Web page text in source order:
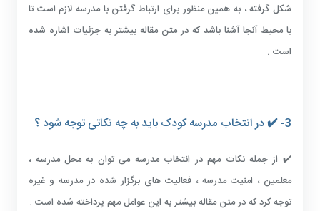
شکل گرفته ، به همین منظور برای ارتباط گرفتن با مدرسه لازم است تا
با محیط آنجا آشنا باشد که در متن مقاله بیشتر به جزئیات اشاره شده
است .
3- ✔️ در انتخاب مدرسه کودک باید به چه نکاتی توجه شود ؟
✔️ از جمله نکات مهم در انتخاب مدرسه می توان به محل مدرسه ،
معلمین ، امنیت مدرسه ، فعالیت های برگزار شده در مدرسه و غیره
توجه کرد که در متن مقاله بیشتر به این عوامل مهم پرداخته شده است .